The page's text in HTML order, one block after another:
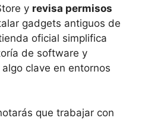
y revisa permisos
gadgets antiguos de
oficial simplifica
de software y
clave en entornos
que trabajar con